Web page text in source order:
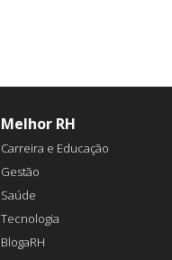
Melhor RH
Carreira e Educação
Gestão
Saúde
Tecnologia
BlogaRH